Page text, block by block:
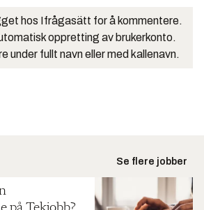
hos Ifrågasätt for å kommentere.
oppretting av brukerkonto.
under fullt navn eller med kallenavn.
Se flere jobber